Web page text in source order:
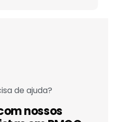
de ajuda?
nossos